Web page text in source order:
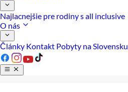
Najlacnejšie pre rodiny s all inclusive
O nás
Články Kontakt Pobyty na Slovensku